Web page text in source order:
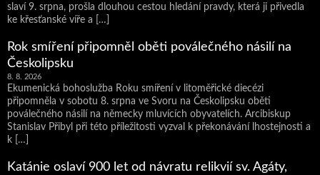
slaví 9. srpna, prošla dlouhou cestou hledání pravdy, která ji přivedla
ke křesťanské víře a […]
Rok smíření připomněl oběti poválečného násilí na
Českolipsku
8. 8. 2026
Ekumenická bohoslužba Roku smíření v litoměřické diecézi
připomněla v sobotu 8. srpna ve Svoru na Českolipsku oběti
poválečného násilí na německy mluvících obyvatelích. Arcibiskup
Stanislav Přibyl při této příležitosti vyzval k překonávání lhostejnosti a
k […]
Katánie oslaví 900 let od návratu relikvií sv. Agáty,